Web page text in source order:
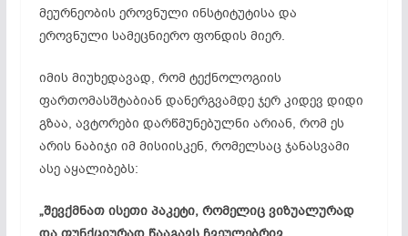
მეურნეობის ეროვნული ინსტიტუტისა და
ეროვნული სამეცნიერო ფონდის მიერ.
იმის მიუხედავად, რომ ტექნოლოგიის
ფართომასშტაბიან დანერგვამდე ჯერ კიდევ დიდი
გზაა, ავტორები დარწმუნებულნი არიან, რომ ეს
არის ნაბიჯი იმ მისიისკენ, რომელსაც ჯანასვამი
ასე აყალიბებს:
„შევქმნათ ისეთი პაკეტი, რომელიც ვიზუალურად